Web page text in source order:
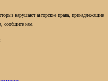
нарушают авторские права, принадлежащие
сообщите нам.